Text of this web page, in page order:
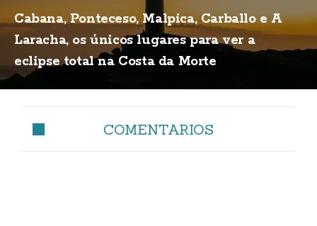
Cabana, Ponteceso, Malpica, Carballo e A
Laracha, os únicos lugares para ver a
eclipse total na Costa da Morte
COMENTARIOS